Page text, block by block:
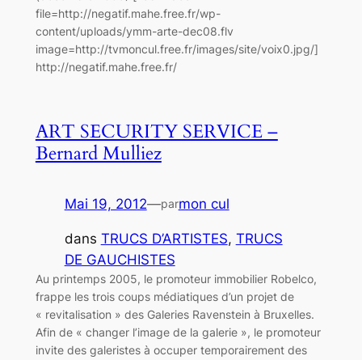
file=http://negatif.mahe.free.fr/wp-
content/uploads/ymm-arte-dec08.flv
image=http://tvmoncul.free.fr/images/site/voix0.jpg/]
http://negatif.mahe.free.fr/
ART SECURITY SERVICE –
Bernard Mulliez
Mai 19, 2012—parmon cul
dans TRUCS D’ARTISTES, TRUCS
DE GAUCHISTES
Au printemps 2005, le promoteur immobilier Robelco,
frappe les trois coups médiatiques d’un projet de
« revitalisation » des Galeries Ravenstein à Bruxelles.
Afin de « changer l’image de la galerie », le promoteur
invite des galeristes à occuper temporairement des